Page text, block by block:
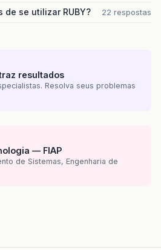
de se utilizar RUBY? 22 respostas
resultados
Resolva seus problemas
— FIAP
de Sistemas, Engenharia de